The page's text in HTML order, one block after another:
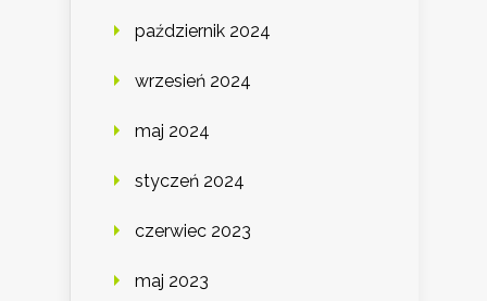
październik 2024
wrzesień 2024
maj 2024
styczeń 2024
czerwiec 2023
maj 2023